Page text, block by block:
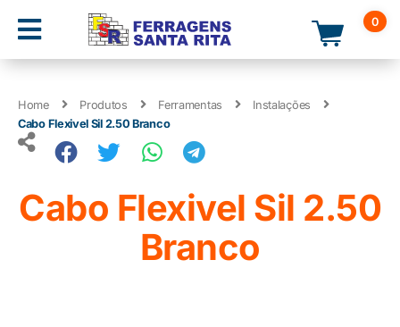
0
Home Produtos Ferramentas
Instalações
Cabo Flexivel Sil 2.50 Branco
Cabo Flexivel Sil 2.50
Branco